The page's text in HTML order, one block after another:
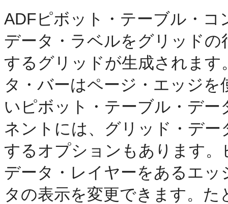
ADFピボット・テーブル・
データ・ラベルをグリッド
するグリッドが生成されま
タ・バーはページ・エッジ
いピボット・テーブル・デ
ネントには、グリッド・デ
するオプションもあります
データ・レイヤーをあるエ
タの表示を変更できます。